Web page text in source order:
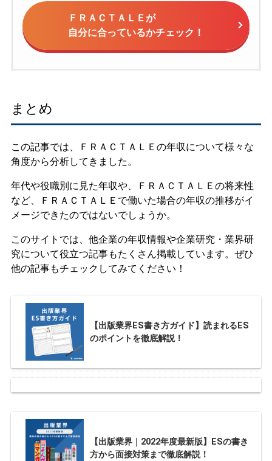
ＦＲＡＣＴＡＬＥが
自分に合っているかチェック！
まとめ
この記事では、ＦＲＡＣＴＡＬＥの年収について様々な
角度から分析してきました。
年代や役職別に見た年収や、ＦＲＡＣＴＡＬＥの将来性
など、ＦＲＡＣＴＡＬＥで働いた場合の年収の推移がイ
メージできたのではないでしょうか。
このサイトでは、他企業の年収情報や企業研究・業界研
究について役立つ記事もたくさん掲載しています。ぜひ
他の記事もチェックしてみてください！
【出版業界ES書き方ガイド】読まれるES
のポイントを徹底解説！
【出版業界｜2022年度最新版】ESの書き
方から面接対策まで徹底解説！